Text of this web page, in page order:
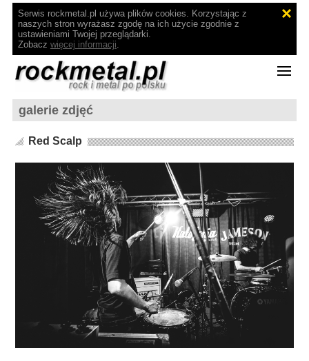
Serwis rockmetal.pl używa plików cookies. Korzystając z
naszych stron wyrażasz zgodę na ich użycie zgodnie z
ustawieniami Twojej przeglądarki.
Zobacz więcej informacji.
galerie zdjęć
Red Scalp